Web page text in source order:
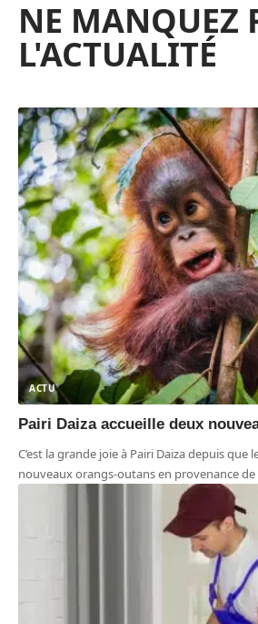
NE MANQUEZ
L'ACTUALITÉ
ACTU
Pairi Daiza accueille deux
C’est la grande joie à Pairi Daiza depuis que
nouveaux orangs-outans en provenance de